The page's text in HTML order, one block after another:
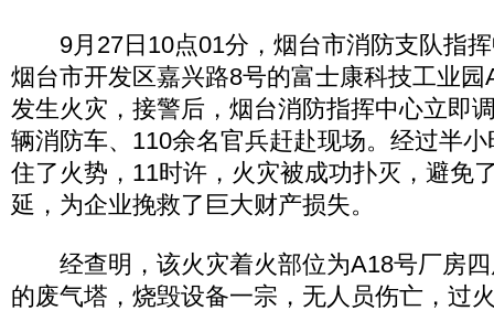
9月27日10点01分，烟台市消防支队指挥
烟台市开发区嘉兴路8号的富士康科技工业
发生火灾，接警后，烟台消防指挥中心立即
辆消防车、110余名官兵赶赴现场。经过半
住了火势，11时许，火灾被成功扑灭，避免
延，为企业挽救了巨大财产损失。
经查明，该火灾着火部位为A18号厂房四
的废气塔，烧毁设备一宗，无人员伤亡，过